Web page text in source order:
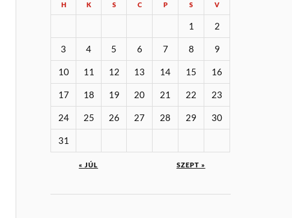
H K S C P S V
1 2
3 4 5 6 7 8 9
10 11 12 13 14 15 16
17 18 19 20 21 22 23
24 25 26 27 28 29 30
31
« JÚL SZEPT »